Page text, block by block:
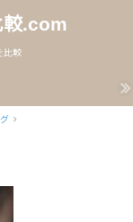
較.com
比較